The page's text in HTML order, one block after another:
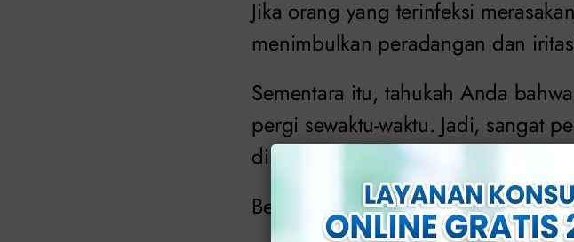
Jika orang yang terinfeksi
menimbulkan peradangan dan
Sementara itu, tahukah Anda
pergi sewaktu-waktu. Jadi, sangat
dini.
Berikut adalah ciri-ciri